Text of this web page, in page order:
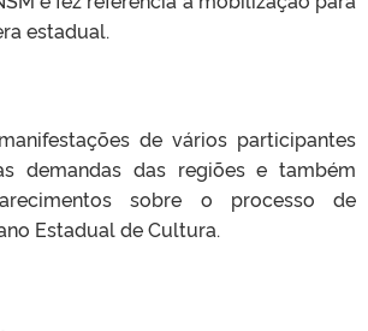
estadual.
de vários participantes
demandas das regiões e também
sobre o processo de
Estadual de Cultura.